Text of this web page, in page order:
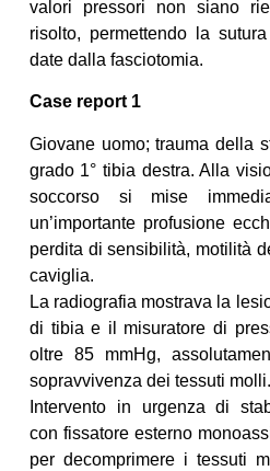
valori pressori non siano
risolto, permettendo la
date dalla fasciotomia.
Case report 1
Giovane uomo; trauma della
grado 1° tibia destra. Alla
soccorso si mise
un’importante profusione
perdita di sensibilità, motilità
caviglia.
La radiografia mostrava la
di tibia e il misuratore di
oltre 85 mmHg,
sopravvivenza dei tessuti molli.
Intervento in urgenza di
con fissatore esterno
per decomprimere i tessuti